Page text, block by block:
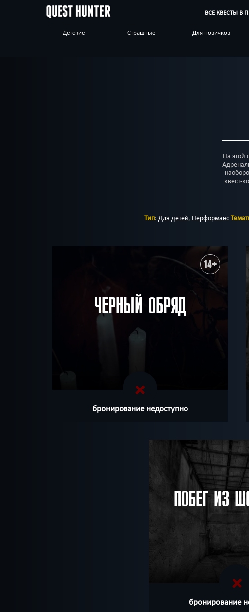
ВСЕ КВЕСТЫ В
Детские Страшные Для новичков
На этой
квест-
Тип: Для детей, Перформанс
14+
ЧЕРНЫЙ ОБРЯД
бронирование недоступно
ПОБЕГ ИЗ
бронирование